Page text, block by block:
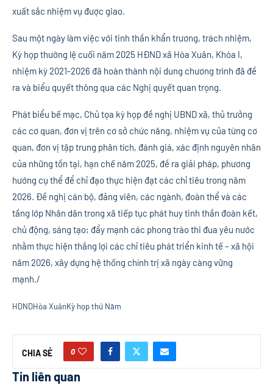
xuất sắc nhiệm vụ được giao.
Sau một ngày làm việc với tinh thần khẩn trương, trách nhiệm,
Kỳ họp thường lệ cuối năm 2025 HĐND xã Hòa Xuân, Khóa I,
nhiệm kỳ 2021-2026 đã hoàn thành nội dung chương trình đã đề
ra và biểu quyết thông qua các Nghị quyết quan trọng.
Phát biểu bế mạc, Chủ tọa kỳ họp đề nghị UBND xã, thủ trưởng
các cơ quan, đơn vị trên cơ sở chức năng, nhiệm vụ của từng cơ
quan, đơn vị tập trung phân tích, đánh giá, xác định nguyên nhân
của những tồn tại, hạn chế năm 2025, đề ra giải pháp, phương
hướng cụ thể để chỉ đạo thực hiện đạt các chỉ tiêu trong năm
2026. Đề nghị cán bộ, đảng viên, các ngành, đoàn thể và các
tầng lớp Nhân dân trong xã tiếp tục phát huy tinh thần đoàn kết,
chủ động, sáng tạo; đẩy mạnh các phong trào thi đua yêu nước
nhằm thực hiện thắng lợi các chỉ tiêu phát triển kinh tế – xã hội
năm 2026, xây dựng hệ thống chính trị xã ngày càng vững
mạnh./
HDNDHòa XuânKỳ họp thứ Năm
CHIA SẺ 0
Tin liên quan